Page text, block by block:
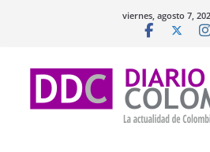
viernes, agosto 7,